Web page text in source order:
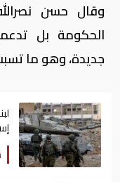
وقال حسن
الحكومة بل
جديدة، وهو ما